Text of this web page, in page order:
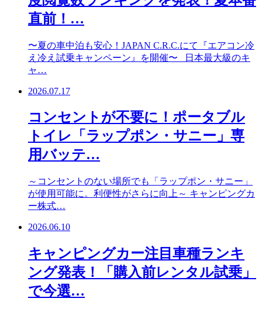
直前！…
〜夏の車中泊も安心！JAPAN C.R.C.にて『エアコン冷
え冷え試乗キャンペーン』を開催〜 日本最大級のキ
ャ…
2026.07.17
コンセントが不要に！ポータブル
トイレ「ラップポン・サニー」専
用バッテ…
～コンセントのない場所でも「ラップポン・サニー」
が使用可能に。利便性がさらに向上～ キャンピングカ
ー株式…
2026.06.10
キャンピングカー注目車種ランキ
ング発表！「購入前レンタル試乗」
で今選…